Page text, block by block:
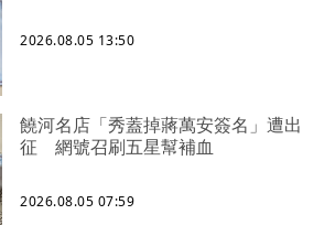
2026.08.05 13:50
饒河名店「秀蓋掉蔣萬安簽名」遭出
征 網號召刷五星幫補血
2026.08.05 07:59